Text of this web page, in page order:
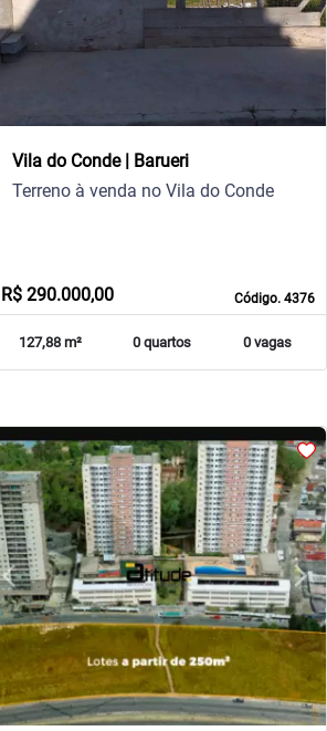
Vila do Conde | Barueri
Código. 4376
Terreno à venda no Vila do Conde
R$ 290.000,00
127,88 m² 0 quartos 0 vagas
arrow_back_iosPrevious arrow_forward_iosNext